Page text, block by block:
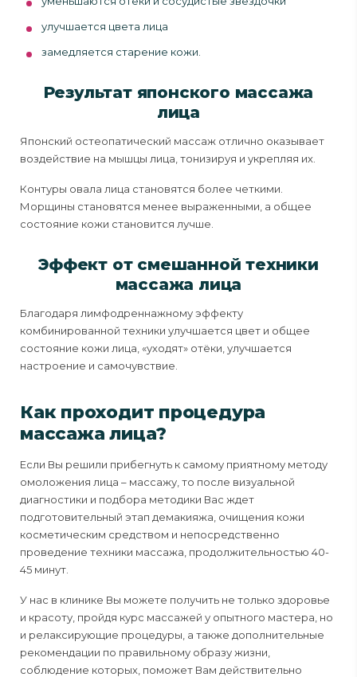
улучшается цвета лица
замедляется старение кожи.
Результат японского массажа
лица
Японский остеопатический массаж отлично оказывает
воздействие на мышцы лица, тонизируя и укрепляя их.
Контуры овала лица становятся более четкими.
Морщины становятся менее выраженными, а общее
состояние кожи становится лучше.
Эффект от смешанной техники
массажа лица
Благодаря лимфодреннажному эффекту
комбинированной техники улучшается цвет и общее
состояние кожи лица, «уходят» отёки, улучшается
настроение и самочувствие.
Как проходит процедура
массажа лица?
Если Вы решили прибегнуть к самому приятному методу
омоложения лица – массажу, то после визуальной
диагностики и подбора методики Вас ждет
подготовительный этап демакияжа, очищения кожи
косметическим средством и непосредственно
проведение техники массажа, продолжительностью 40-
45 минут.
У нас в клинике Вы можете получить не только здоровье
и красоту, пройдя курс массажей у опытного мастера, но
и релаксирующие процедуры, а также дополнительные
рекомендации по правильному образу жизни,
соблюдение которых, поможет Вам действительно